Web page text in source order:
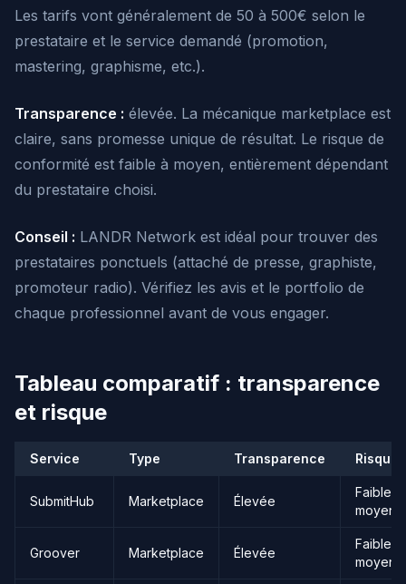
Les tarifs vont généralement de 50 à 500€ selon le
prestataire et le service demandé (promotion,
mastering, graphisme, etc.).
Transparence : élevée. La mécanique marketplace est
claire, sans promesse unique de résultat. Le risque de
conformité est faible à moyen, entièrement dépendant
du prestataire choisi.
Conseil : LANDR Network est idéal pour trouver des
prestataires ponctuels (attaché de presse, graphiste,
promoteur radio). Vérifiez les avis et le portfolio de
chaque professionnel avant de vous engager.
Tableau comparatif : transparence
et risque
Service Type Transparence Risque
SubmitHub Marketplace Élevée
Faible-
moyen
Groover Marketplace Élevée
Faible-
moyen